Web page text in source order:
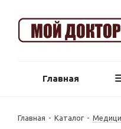
Главная
Главная - Каталог -